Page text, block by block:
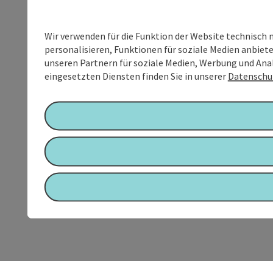
Wir verwenden für die Funktion der Website
personalisieren, Funktionen für soziale Medien
unseren Partnern für soziale Medien, Werbung und
eingesetzten Diensten finden Sie in unserer